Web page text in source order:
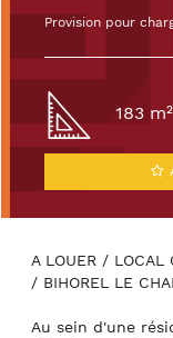
Provision pour
183 m²
A LOUER / LOCAL
/ BIHOREL LE
Au sein d'une